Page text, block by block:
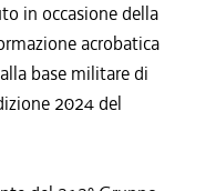
in occasione della
acrobatica
base militare di
2024 del